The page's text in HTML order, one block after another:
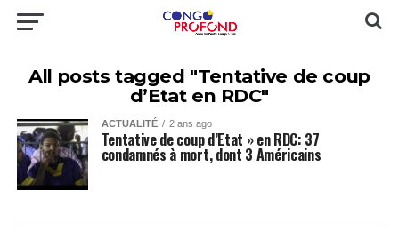
All posts tagged "Tentative de coup
d’Etat en RDC"
ACTUALITÉ 2 ans ago
Tentative de coup d’Etat » en RDC: 37
condamnés à mort, dont 3 Américains